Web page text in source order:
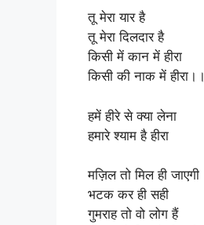
तू मेरा यार है
तू मेरा दिलदार है
किसी में कान में हीरा
किसी की नाक में हीरा।।
हमें हीरे से क्या लेना
हमारे श्याम है हीरा
मज़िल तो मिल ही जाएगी
भटक कर ही सही
गुमराह तो वो लोग हैं